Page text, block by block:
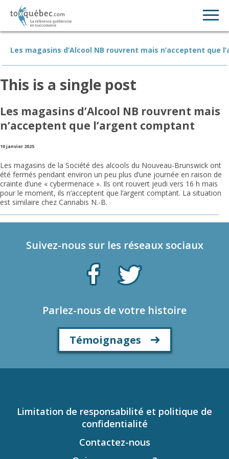
Les magasins d’Alcool NB rouvrent mais n’acceptent que
This is a single post
Les magasins d’Alcool NB rouvrent mais
n’acceptent que l’argent comptant
10 janvier 2025
Les magasins de la Société des alcools du Nouveau-Brunswick ont
été fermés pendant environ un peu plus d’une journée en raison de
crainte d’une « cybermenace ». Ils ont rouvert jeudi vers 16 h mais
pour le moment, ils n’acceptent que l’argent comptant. La situation
est similaire chez Cannabis N.-B.
Suivez-nous sur les réseaux sociaux
Parlez-nous de votre histoire
Témoignages
Limitation de responsabilité et politique de
confidentialité
Contactez-nous